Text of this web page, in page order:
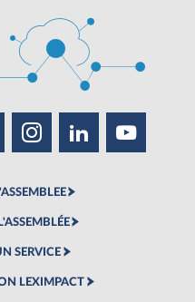
SERVICE
LEXIMPACT